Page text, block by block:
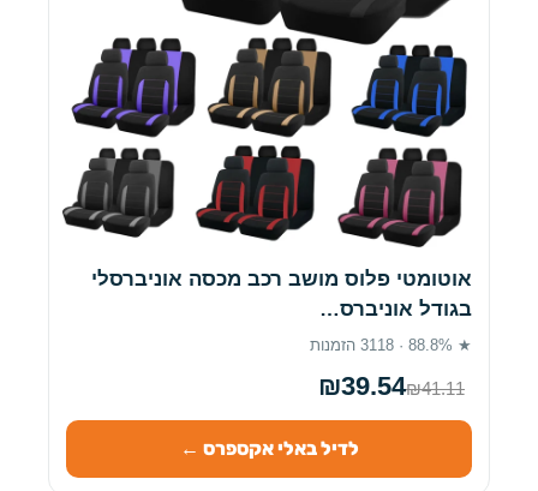
אוטומטי פלוס מושב רכב מכסה אוניברסלי
בגודל אוניברס…
★ 88.8% · 3118 הזמנות
₪39.54₪41.11
לדיל באלי אקספרס ←